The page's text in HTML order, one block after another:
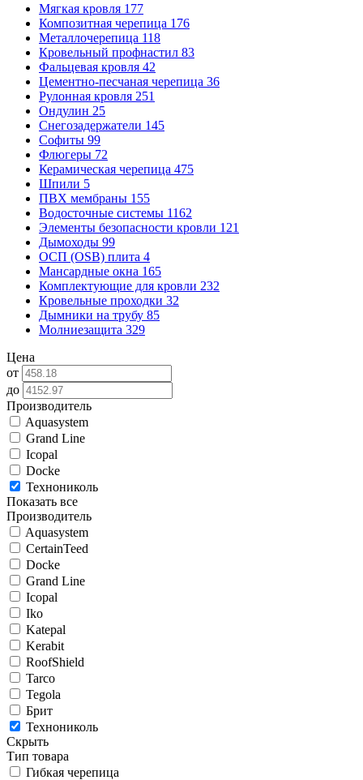
Мягкая кровля 177
Композитная черепица 176
Металлочерепица 118
Кровельный профнастил 83
Фальцевая кровля 42
Цементно-песчаная черепица 36
Рулонная кровля 251
Ондулин 25
Снегозадержатели 145
Софиты 99
Флюгеры 72
Керамическая черепица 475
Шпили 5
ПВХ мембраны 155
Водосточные системы 1162
Элементы безопасности кровли 121
Дымоходы 99
ОСП (OSB) плита 4
Мансардные окна 165
Комплектующие для кровли 232
Кровельные проходки 32
Дымники на трубу 85
Молниезащита 329
Цена
от
до
Производитель
Aquasystem
Grand Line
Icopal
Docke
Технониколь
Показать все
Производитель
Aquasystem
CertainTeed
Docke
Grand Line
Icopal
Iko
Katepal
Kerabit
RoofShield
Tarco
Tegola
Брит
Технониколь
Скрыть
Тип товара
Гибкая черепица